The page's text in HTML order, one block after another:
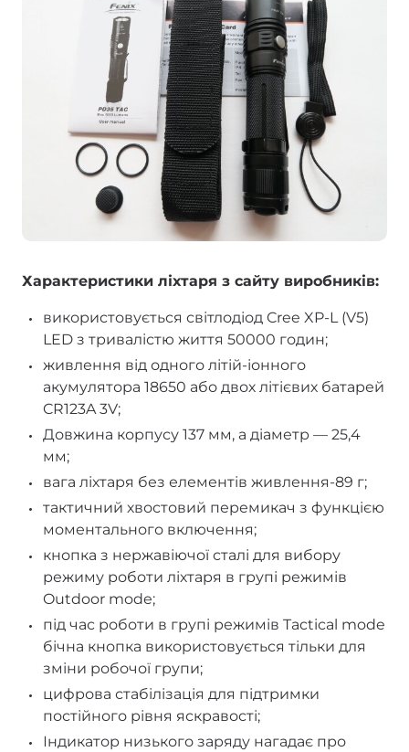
Характеристики ліхтаря з сайту виробників:
використовується світлодіод Cree XP-L (V5)
LED з тривалістю життя 50000 годин;
живлення від одного літій-іонного
акумулятора 18650 або двох літієвих батарей
CR123A 3V;
Довжина корпусу 137 мм, а діаметр — 25,4
мм;
вага ліхтаря без елементів живлення-89 г;
тактичний хвостовий перемикач з функцією
моментального включення;
кнопка з нержавіючої сталі для вибору
режиму роботи ліхтаря в групі режимів
Outdoor mode;
під час роботи в групі режимів Tactical mode
бічна кнопка використовується тільки для
зміни робочої групи;
цифрова стабілізація для підтримки
постійного рівня яскравості;
Індикатор низького заряду нагадає про